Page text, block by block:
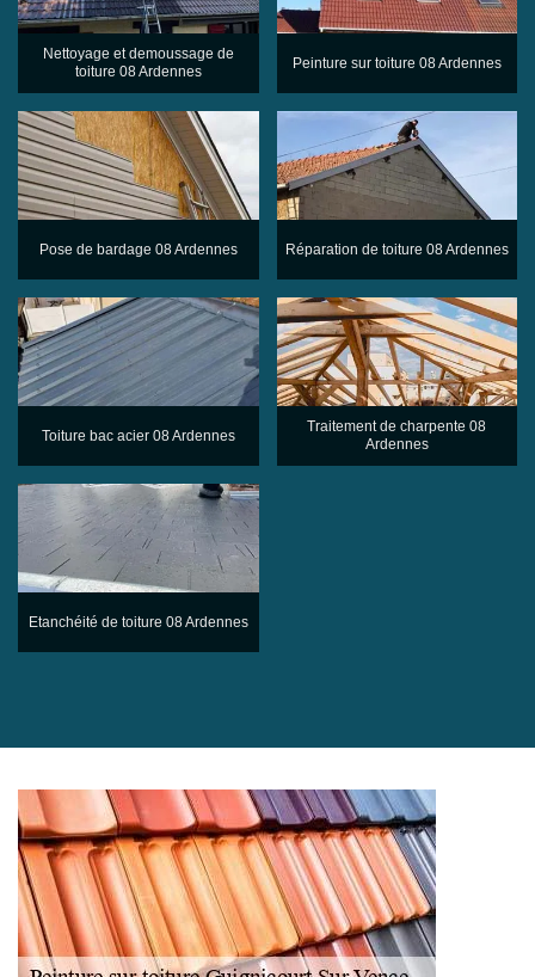
Nettoyage et demoussage de
toiture 08 Ardennes
Peinture sur toiture 08 Ardennes
Pose de bardage 08 Ardennes Réparation de toiture 08 Ardennes
Toiture bac acier 08 Ardennes
Traitement de charpente 08
Ardennes
Etanchéité de toiture 08 Ardennes